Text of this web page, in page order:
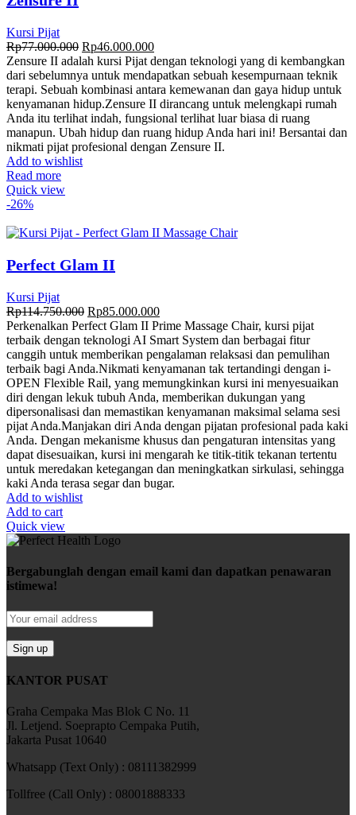
Kursi Pijat
Rp77.000.000 Rp46.000.000
Zensure II adalah kursi Pijat dengan teknologi yang di kembangkan
dari sebelumnya untuk mendapatkan sebuah kesempurnaan teknik
terapi. Sebuah kombinasi antara kemewanan dan gaya hidup untuk
kenyamanan hidup.Zensure II dirancang untuk melengkapi rumah
Anda itu terlihat indah, fungsional terlihat luar biasa di ruang
manapun. Ubah hidup dan ruang hidup Anda hari ini! Bersantai dan
nikmati pijat profesional dengan Zensure II.
Add to wishlist
Read more
Quick view
-26%
Perfect Glam II
Kursi Pijat
Rp114.750.000 Rp85.000.000
Perkenalkan Perfect Glam II Prime Massage Chair, kursi pijat
terbaik dengan teknologi AI Smart System dan berbagai fitur
canggih untuk memberikan pengalaman relaksasi dan pemulihan
terbaik bagi Anda.Nikmati kenyamanan tak tertandingi dengan i-
OPEN Flexible Rail, yang memungkinkan kursi ini menyesuaikan
diri dengan lekuk tubuh Anda, memberikan dukungan yang
dipersonalisasi dan memastikan kenyamanan maksimal selama sesi
pijat Anda.Manjakan diri Anda dengan pijatan profesional pada kaki
Anda. Dengan mekanisme khusus dan pengaturan intensitas yang
dapat disesuaikan, kursi ini mengarah ke titik-titik tekanan tertentu
untuk meredakan ketegangan dan meningkatkan sirkulasi, sehingga
kaki Anda terasa segar dan bugar.
Add to wishlist
Add to cart
Quick view
Bergabunglah dengan email kami dan dapatkan penawaran
istimewa!
KANTOR PUSAT
Graha Cempaka Mas Blok C No. 11
Jl. Letjend. Soeprapto Cempaka Putih,
Jakarta Pusat 10640
Whatsapp (Text Only) : 08111382999
Tollfree (Call Only) : 08001888333